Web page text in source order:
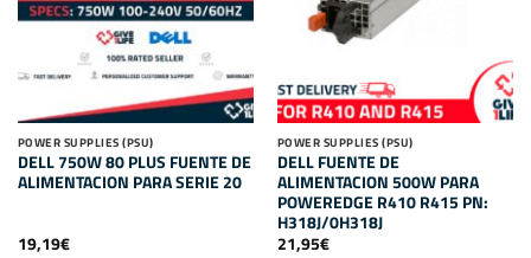
POWER SUPPLIES (PSU)
DELL 750W 80 PLUS FUENTE DE
ALIMENTACION PARA SERIE 20
19,19€
POWER SUPPLIES (PSU)
DELL FUENTE DE
ALIMENTACION 500W PARA
POWEREDGE R410 R415 PN:
H318J/0H318J
21,95€